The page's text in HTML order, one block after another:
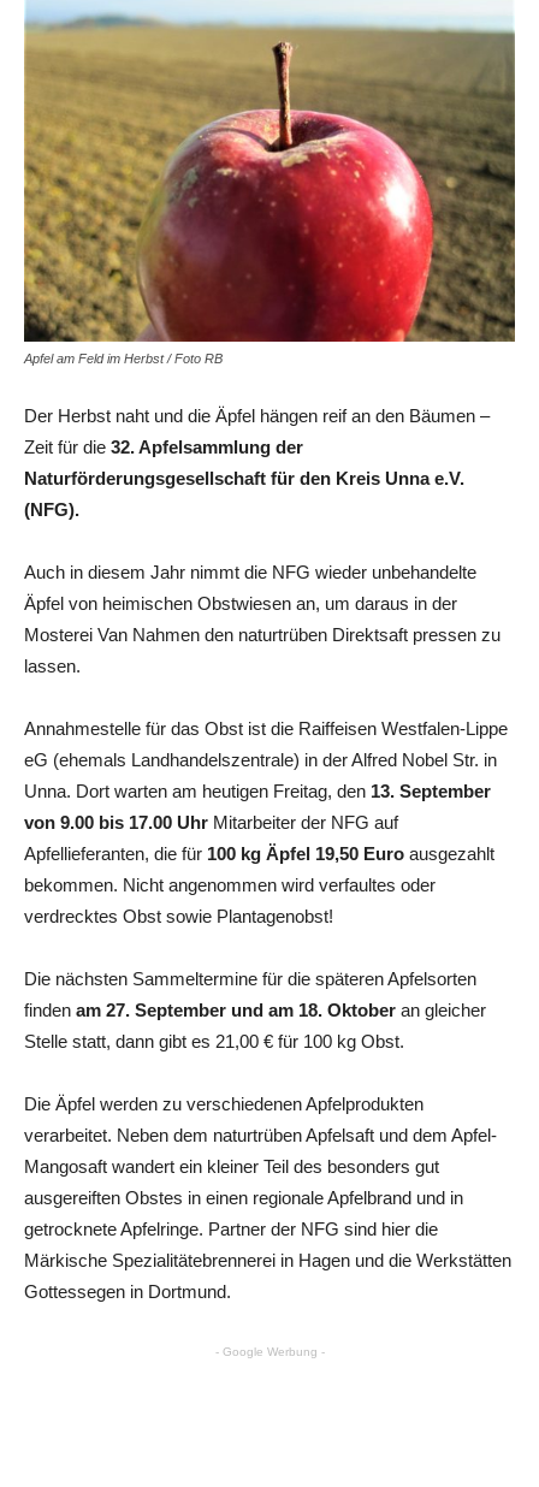
Apfel am Feld im Herbst / Foto RB
Der Herbst naht und die Äpfel hängen reif an den Bäumen –
Zeit für die 32. Apfelsammlung der
Naturförderungsgesellschaft für den Kreis Unna e.V.
(NFG).
Auch in diesem Jahr nimmt die NFG wieder unbehandelte
Äpfel von heimischen Obstwiesen an, um daraus in der
Mosterei Van Nahmen den naturtrüben Direktsaft pressen zu
lassen.
Annahmestelle für das Obst ist die Raiffeisen Westfalen-Lippe
eG (ehemals Landhandelszentrale) in der Alfred Nobel Str. in
Unna. Dort warten am heutigen Freitag, den 13. September
von 9.00 bis 17.00 Uhr Mitarbeiter der NFG auf
Apfellieferanten, die für 100 kg Äpfel 19,50 Euro ausgezahlt
bekommen. Nicht angenommen wird verfaultes oder
verdrecktes Obst sowie Plantagenobst!
Die nächsten Sammeltermine für die späteren Apfelsorten
finden am 27. September und am 18. Oktober an gleicher
Stelle statt, dann gibt es 21,00 € für 100 kg Obst.
Die Äpfel werden zu verschiedenen Apfelprodukten
verarbeitet. Neben dem naturtrüben Apfelsaft und dem Apfel-
Mangosaft wandert ein kleiner Teil des besonders gut
ausgereiften Obstes in einen regionale Apfelbrand und in
getrocknete Apfelringe. Partner der NFG sind hier die
Märkische Spezialitätebrennerei in Hagen und die Werkstätten
Gottessegen in Dortmund.
- Google Werbung -